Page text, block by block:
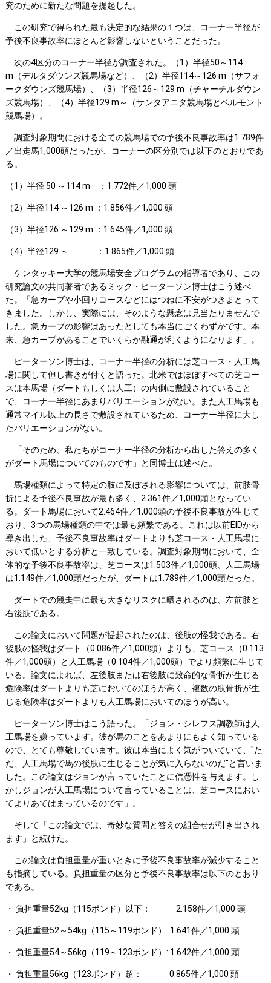
究のために新たな問題を提起した。
この研究で得られた最も決定的な結果の１つは、コーナー半径が
予後不良事故率にほとんど影響しないということだった。
次の4区分のコーナー半径が調査された。（1）半径50～114
m（デルタダウンズ競馬場など）、（2）半径114～126 m（サフォ
ークダウンズ競馬場）、（3）半径126～129 m（チャーチルダウン
ズ競馬場）、（4）半径129 m～（サンタアニタ競馬場とベルモント
競馬場）。
調査対象期間における全ての競馬場での予後不良事故率は1.789件
／出走馬1,000頭だったが、コーナーの区分別では以下のとおりであ
る。
（1）半径 50 ～114 m ：1.772件／1,000 頭
（2）半径114 ～126 m ：1.856件／1,000 頭
（3）半径126 ～129 m ：1.645件／1,000 頭
（4）半径129 ～ ：1.865件／1,000 頭
ケンタッキー大学の競馬場安全プログラムの指導者であり、この
研究論文の共同著者であるミック・ピーターソン博士はこう述べ
た。「急カーブや小回りコースなどにはつねに不安がつきまとって
きました。しかし、実際には、そのような懸念は見当たりませんで
した。急カーブの影響はあったとしても本当にごくわずかです。本
来、急カーブがあることでいくらか融通が利くようになります」。
ピーターソン博士は、コーナー半径の分析には芝コース・人工馬
場に関して但し書きが付くと語った。北米ではほぼすべての芝コー
スは本馬場（ダートもしくは人工）の内側に敷設されていること
で、コーナー半径にあまりバリエーションがない。また人工馬場も
通常マイル以上の長さで敷設されているため、コーナー半径に大し
たバリエーションがない。
「そのため、私たちがコーナー半径の分析から出した答えの多く
がダート馬場についてのものです」と同博士は述べた。
馬場種類によって特定の肢に及ぼされる影響については、前肢骨
折による予後不良事故が最も多く、2.361件／1,000頭となってい
る。ダート馬場において2.464件／1,000頭の予後不良事故が生じて
おり、3つの馬場種類の中では最も頻繁である。これは以前EIDから
導き出した、予後不良事故率はダートよりも芝コース・人工馬場に
おいて低いとする分析と一致している。調査対象期間において、全
体的な予後不良事故率は、芝コースは1.503件／1,000頭、人工馬場
は1.149件／1,000頭だったが、ダートは1.789件／1,000頭だった。
ダートでの競走中に最も大きなリスクに晒されるのは、左前肢と
右後肢である。
この論文において問題が提起されたのは、後肢の怪我である。右
後肢の怪我はダート（0.086件／1,000頭）よりも、芝コース（0.113
件／1,000頭）と人工馬場（0.104件／1,000頭）でより頻繁に生じて
いる。論文によれば、左後肢または右後肢に致命的な骨折が生じる
危険率はダートよりも芝においてのほうが高く、複数の肢骨折が生
じる危険率はダートよりも人工馬場においてのほうが高い。
ピーターソン博士はこう語った。「ジョン・シレフス調教師は人
工馬場を嫌っています。彼が馬のことをあまりにもよく知っている
ので、とても尊敬しています。彼は本当によく気がついていて、"た
だ、人工馬場で馬の後肢に生じることが気に入らないのだ"と言いま
した。この論文はジョンが言っていたことに信憑性を与えます。し
かしジョンが人工馬場について言っていることは、芝コースにおい
てよりあてはまっているのです」。
そして「この論文では、奇妙な質問と答えの組合せが引き出され
ます」と続けた。
この論文は負担重量が重いときに予後不良事故率が減少すること
も指摘している。負担重量の区分と予後不良事故率は以下のとおり
である。
・ 負担重量52kg（115ポンド）以下： 2.158件／1,000 頭
・ 負担重量52～54kg（115～119ポンド）: 1.641件／1,000 頭
・ 負担重量54～56kg（119～123ポンド）: 1.642件／1,000 頭
・ 負担重量56kg（123ポンド）超： 0.865件／1,000 頭